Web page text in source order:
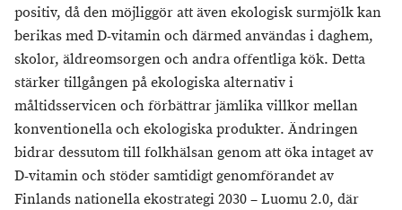
positiv, då den möjliggör att även ekologisk surmjölk kan
berikas med D-vitamin och därmed användas i daghem,
skolor, äldreomsorgen och andra offentliga kök. Detta
stärker tillgången på ekologiska alternativ i
måltidsservicen och förbättrar jämlika villkor mellan
konventionella och ekologiska produkter. Ändringen
bidrar dessutom till folkhälsan genom att öka intaget av
D-vitamin och stöder samtidigt genomförandet av
Finlands nationella ekostrategi 2030 – Luomu 2.0, där